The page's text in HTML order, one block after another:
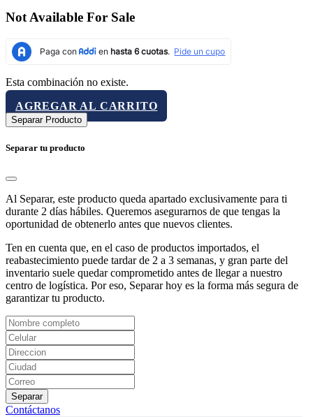
Not Available For Sale
Esta combinación no existe.
AGREGAR AL CARRITO
Separar Producto
Separar tu producto
Al Separar, este producto queda apartado exclusivamente para ti
durante 2 días hábiles. Queremos asegurarnos de que tengas la
oportunidad de obtenerlo antes que nuevos clientes.
Ten en cuenta que, en el caso de productos importados, el
reabastecimiento puede tardar de 2 a 3 semanas, y gran parte del
inventario suele quedar comprometido antes de llegar a nuestro
centro de logística. Por eso, Separar hoy es la forma más segura de
garantizar tu producto.
Separar
Contáctanos